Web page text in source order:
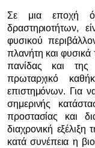
Σε μια εποχή
δραστηριοτήτων,
φυσικού
πλανήτη και φυσικά
πανίδας και της
πρωταρχικό
επιστημόνων. Για
σημερινής
προστασίας και
διαχρονική εξέλιξη
κατά συνέπεια η